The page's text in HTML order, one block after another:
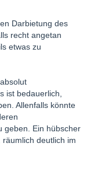
Darbietung des
recht angetan
etwas zu
ist bedauerlich,
Allenfalls könnte
geben. Ein hübscher
deutlich im